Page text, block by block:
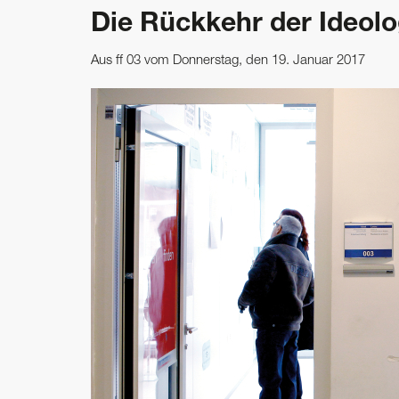
Die Rückkehr der
Aus ff 03 vom Donnerstag, den 19. Januar 2017